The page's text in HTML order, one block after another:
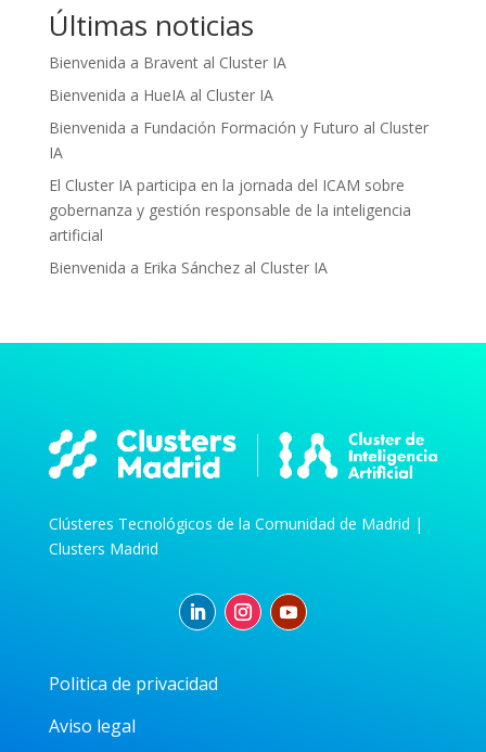
Últimas noticias
Bienvenida a Bravent al Cluster IA
Bienvenida a HueIA al Cluster IA
Bienvenida a Fundación Formación y Futuro al Cluster
IA
El Cluster IA participa en la jornada del ICAM sobre
gobernanza y gestión responsable de la inteligencia
artificial
Bienvenida a Erika Sánchez al Cluster IA
Clústeres Tecnológicos de la Comunidad de Madrid |
Clusters Madrid
Politica de privacidad
Aviso legal